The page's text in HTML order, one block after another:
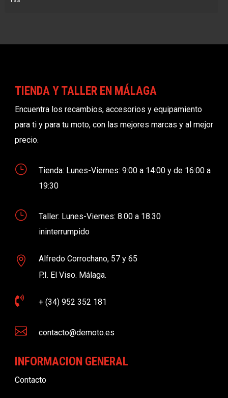
TIENDA Y TALLER EN MÁLAGA
Encuentra los recambios, accesorios y equipamiento
para ti y para tu moto, con las mejores marcas y al mejor
precio.
}
Tienda: Lunes-Viernes: 9:00 a 14:00 y de 16:00 a
19:30
}
Taller: Lunes-Viernes: 8.00 a 18.30
ininterrumpido

Alfredo Corrochano, 57 y 65
P.I. El Viso. Málaga.
 + (34) 952 352 181
 contacto@demoto.es
INFORMACION GENERAL
Contacto